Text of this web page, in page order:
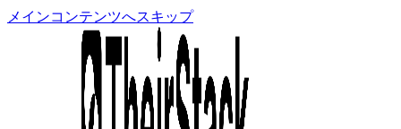
メインコンテンツへスキップ